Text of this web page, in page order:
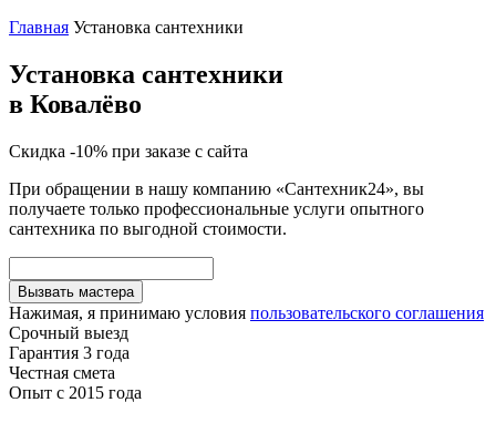
Главная Установка сантехники
Установка сантехники
в Ковалёво
Скидка -10% при заказе с сайта
При обращении в нашу компанию «Сантехник24», вы
получаете только профессиональные услуги опытного
сантехника по выгодной стоимости.
Вызвать мастера
Нажимая, я принимаю условия пользовательского соглашения
Срочный выезд
Гарантия 3 года
Честная смета
Опыт с 2015 года